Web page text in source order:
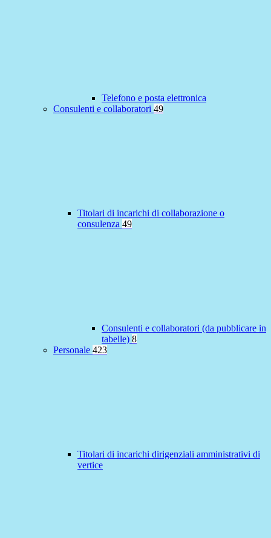
Telefono e posta elettronica
Consulenti e collaboratori 49
Titolari di incarichi di collaborazione o
consulenza 49
Consulenti e collaboratori (da pubblicare in
tabelle) 8
Personale 423
Titolari di incarichi dirigenziali amministrativi di
vertice